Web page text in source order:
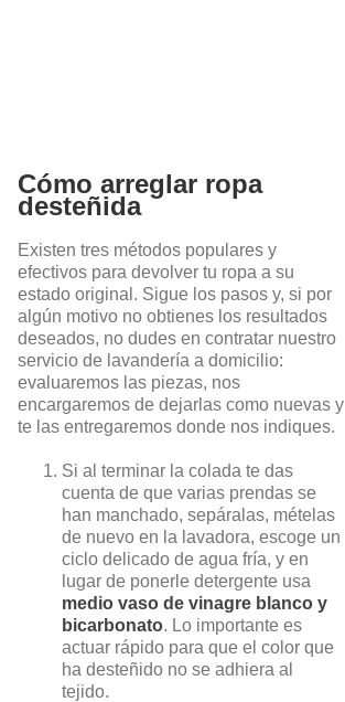
Cómo arreglar ropa
desteñida
Existen tres métodos populares y
efectivos para devolver tu ropa a su
estado original. Sigue los pasos y, si por
algún motivo no obtienes los resultados
deseados, no dudes en contratar nuestro
servicio de lavandería a domicilio:
evaluaremos las piezas, nos
encargaremos de dejarlas como nuevas y
te las entregaremos donde nos indiques.
Si al terminar la colada te das
cuenta de que varias prendas se
han manchado, sepáralas, mételas
de nuevo en la lavadora, escoge un
ciclo delicado de agua fría, y en
lugar de ponerle detergente usa
medio vaso de vinagre blanco y
bicarbonato. Lo importante es
actuar rápido para que el color que
ha desteñido no se adhiera al
tejido.